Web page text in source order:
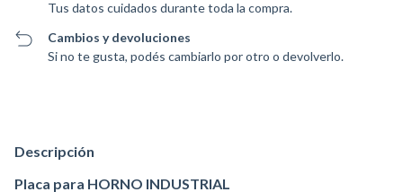
Tus datos cuidados durante toda la compra.
Cambios y devoluciones
Si no te gusta, podés cambiarlo por otro o devolverlo.
Descripción
Placa para HORNO INDUSTRIAL